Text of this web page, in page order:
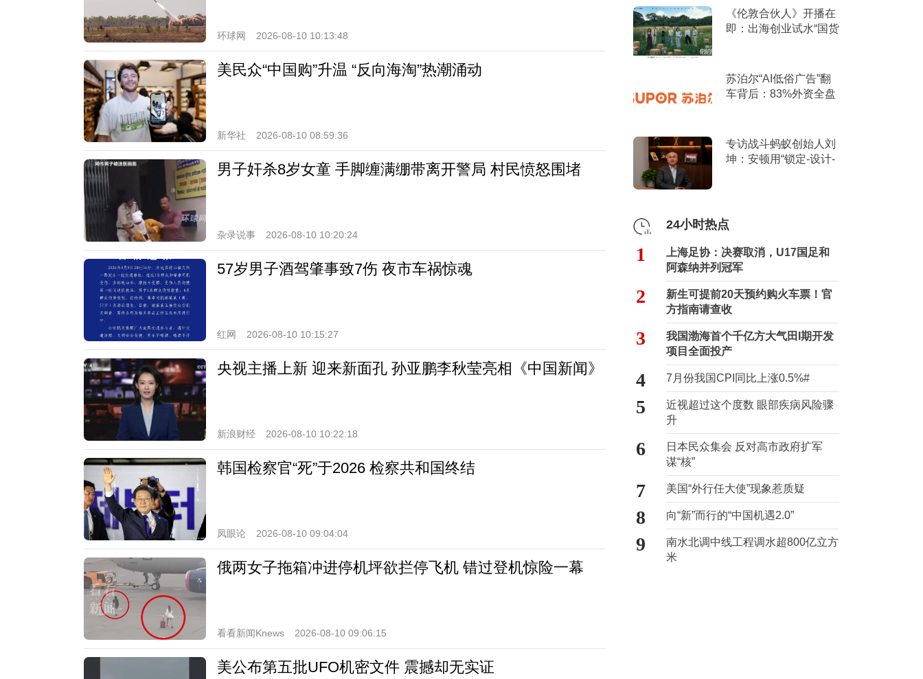
环球网 2026-08-10 10:13:48
美民众“中国购”升温 “反向海淘”热潮涌动
新华社 2026-08-10 08:59:36
男子奸杀8岁女童 手脚缠满绷带离开警局 村民愤怒围堵
杂录说事 2026-08-10 10:20:24
57岁男子酒驾肇事致7伤 夜市车祸惊魂
红网 2026-08-10 10:15:27
央视主播上新 迎来新面孔 孙亚鹏李秋莹亮相《中国新闻》
新浪财经 2026-08-10 10:22:18
韩国检察官“死”于2026 检察共和国终结
凤眼论 2026-08-10 09:04:04
俄两女子拖箱冲进停机坪欲拦停飞机 错过登机惊险一幕
看看新闻Knews 2026-08-10 09:06:15
美公布第五批UFO机密文件 震撼却无实证
《伦敦合伙人》开播在
即：出海创业试水“国货
苏泊尔“AI低俗广告”翻
车背后：83%外资全盘
专访战斗蚂蚁创始人刘
坤：安顿用“锁定-设计-
24小时热点
1
上海足协：决赛取消，U17国足和
阿森纳并列冠军
2
新生可提前20天预约购火车票！官
方指南请查收
3
我国渤海首个千亿方大气田I期开发
项目全面投产
4 7月份我国CPI同比上涨0.5%#
5
近视超过这个度数 眼部疾病风险骤
升
6
日本民众集会 反对高市政府扩军
谋“核”
7 美国“外行任大使”现象惹质疑
8 向“新”而行的“中国机遇2.0”
9
南水北调中线工程调水超800亿立方
米